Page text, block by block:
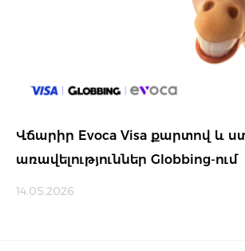
Վճարիր Evoca Visa քարտով և
առավելություններ Globbing-ում
14.05.2026